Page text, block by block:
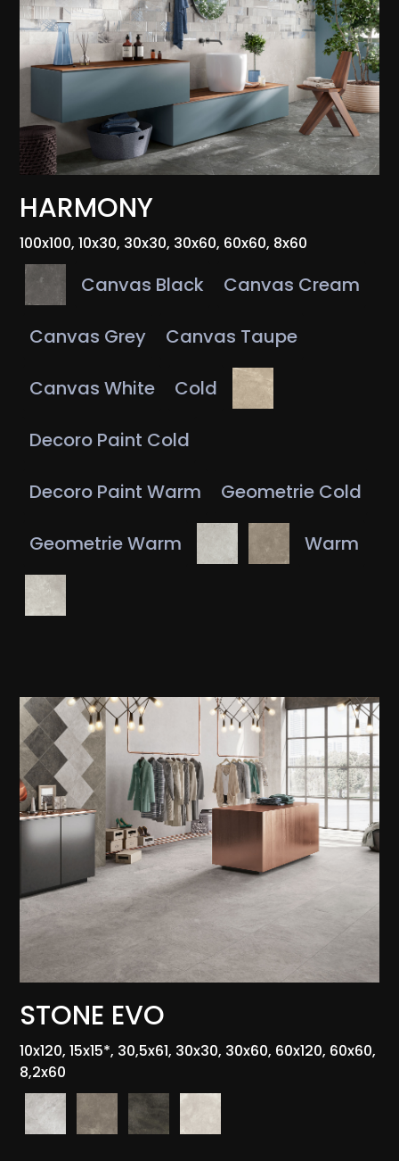
HARMONY
100x100, 10x30, 30x30, 30x60, 60x60, 8x60
Canvas Black Canvas Cream
Canvas Grey Canvas Taupe
Canvas White Cold
Decoro Paint Cold
Decoro Paint Warm Geometrie Cold
Geometrie Warm Warm
STONE EVO
10x120, 15x15*, 30,5x61, 30x30, 30x60, 60x120, 60x60,
8,2x60